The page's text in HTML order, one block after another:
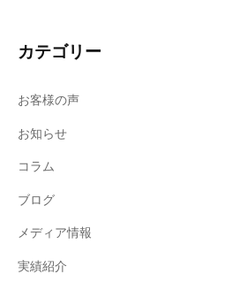
カテゴリー
お客様の声
お知らせ
コラム
ブログ
メディア情報
実績紹介